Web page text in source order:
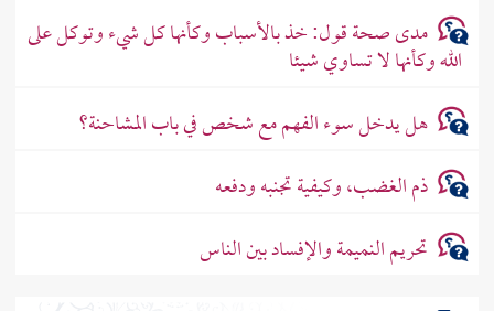
مدى صحة قول: خذ بالأسباب وكأنها كل شيء وتوكل على
الله وكأنها لا تساوي شيئا
هل يدخل سوء الفهم مع شخص في باب المشاحنة؟
ذم الغضب، وكيفية تجنبه ودفعه
تحريم النميمة والإفساد بين الناس